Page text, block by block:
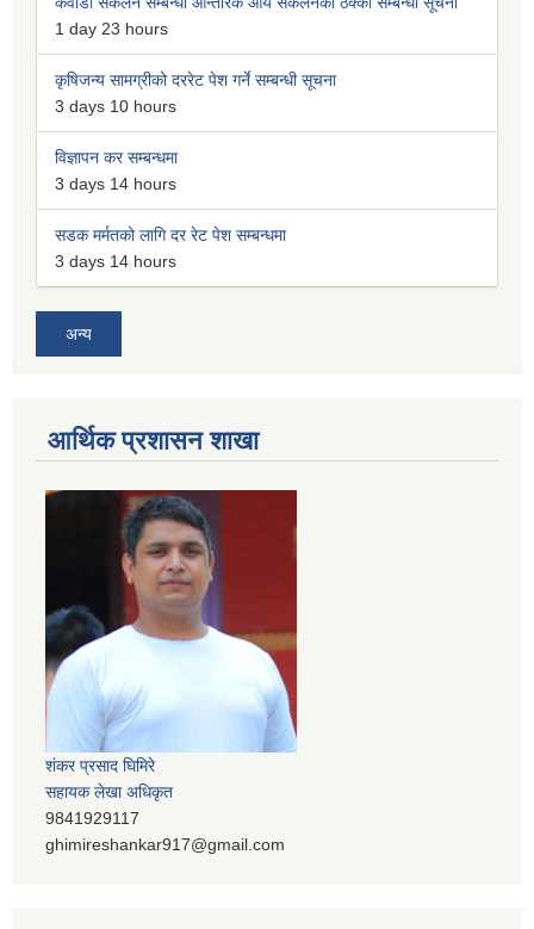
1 day 23 hours
कृषिजन्य सामग्रीको दररेट पेश गर्ने सम्बन्धी सूचना
3 days 10 hours
विज्ञापन कर सम्बन्धमा
3 days 14 hours
सडक मर्मतको लागि दर रेट पेश सम्बन्धमा
3 days 14 hours
अन्य
आर्थिक प्रशासन शाखा
शंकर प्रसाद घिमिरे
सहायक लेखा अधिकृत
9841929117
ghimireshankar917@gmail.com